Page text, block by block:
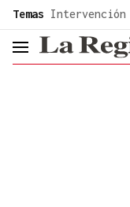
common.go-to-content
Temas Intervención
header.menu.open